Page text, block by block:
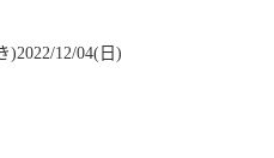
)2022/12/04(日)